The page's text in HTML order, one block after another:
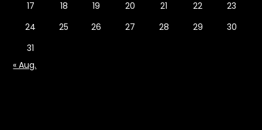
17
18 19 20 21 22
23
24
25 26 27 28 29
30
31
« Aug.